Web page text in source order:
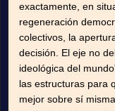
exactamente, en
regeneración
colectivos, la
decisión. El eje no
ideológica del
las estructuras para
mejor sobre sí